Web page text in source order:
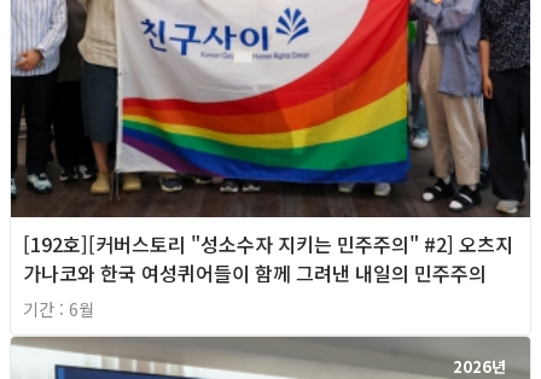
[192호][커버스토리 "성소수자 지키는 민주주의" #2] 오츠지
가나코와 한국 여성퀴어들이 함께 그려낸 내일의 민주주의
기간 : 6월
2026년